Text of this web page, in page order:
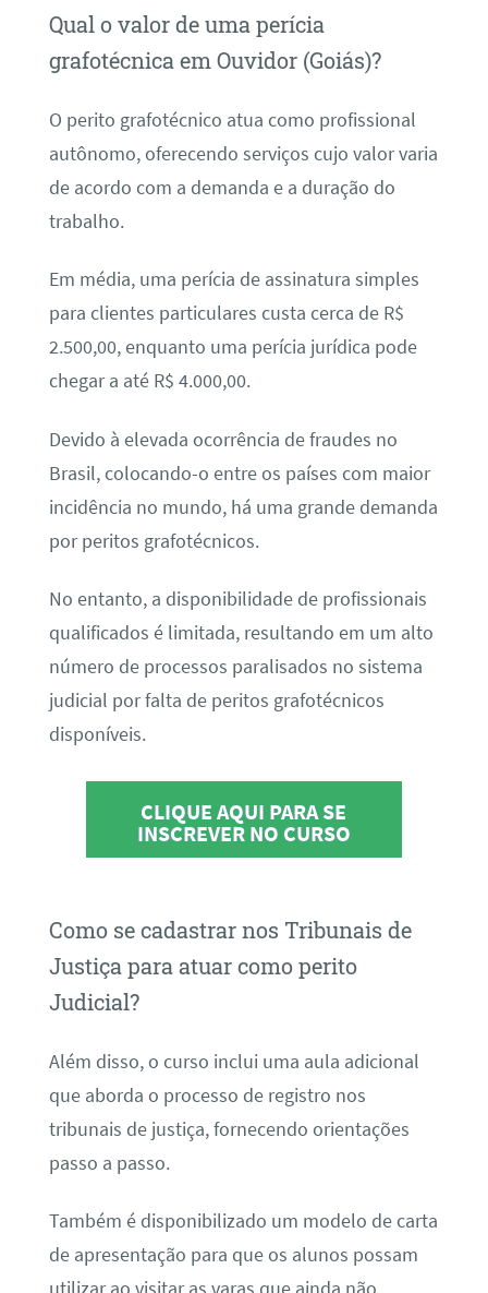
Qual o valor de uma perícia
grafotécnica em Ouvidor (Goiás)?
O perito grafotécnico atua como profissional
autônomo, oferecendo serviços cujo valor varia
de acordo com a demanda e a duração do
trabalho.
Em média, uma perícia de assinatura simples
para clientes particulares custa cerca de R$
2.500,00, enquanto uma perícia jurídica pode
chegar a até R$ 4.000,00.
Devido à elevada ocorrência de fraudes no
Brasil, colocando-o entre os países com maior
incidência no mundo, há uma grande demanda
por peritos grafotécnicos.
No entanto, a disponibilidade de profissionais
qualificados é limitada, resultando em um alto
número de processos paralisados no sistema
judicial por falta de peritos grafotécnicos
disponíveis.
CLIQUE AQUI PARA SE
INSCREVER NO CURSO
Como se cadastrar nos Tribunais de
Justiça para atuar como perito
Judicial?
Além disso, o curso inclui uma aula adicional
que aborda o processo de registro nos
tribunais de justiça, fornecendo orientações
passo a passo.
Também é disponibilizado um modelo de carta
de apresentação para que os alunos possam